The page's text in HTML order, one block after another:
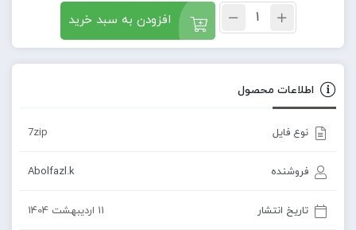
افزودن به سبد خرید
اطلاعات محصول
نوع فایل 7zip
فروشنده Abolfazl.k
تاریخ انتشار 11 اردیبهشت 1404